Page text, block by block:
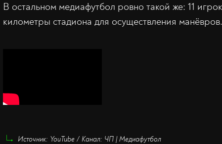
В остальном медиафутбол ровно такой же: 11
километры стадиона для осуществления манёвров.
Источник: YouTube / Канал: ЧП | Медиафутбол